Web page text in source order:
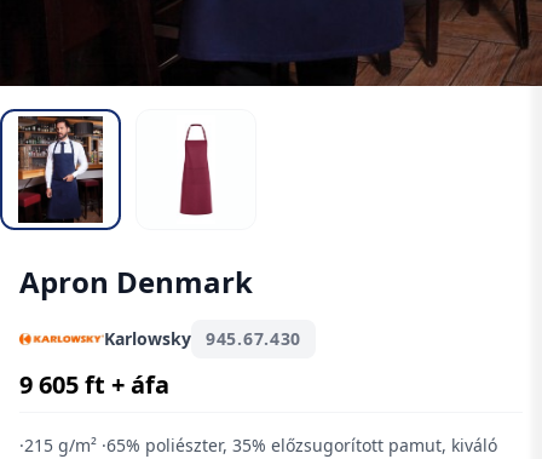
Apron Denmark
Karlowsky 945.67.430
9 605 ft + áfa
·215 g/m² ·65% poliészter, 35% előzsugorított pamut, kiváló